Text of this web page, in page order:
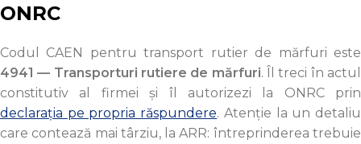
ONRC
Codul CAEN pentru transport rutier de mărfuri este
4941 — Transporturi rutiere de mărfuri. Îl treci în actul
constitutiv al firmei și îl autorizezi la ONRC prin
declarația pe propria răspundere. Atenție la un detaliu
care contează mai târziu, la ARR: întreprinderea trebuie